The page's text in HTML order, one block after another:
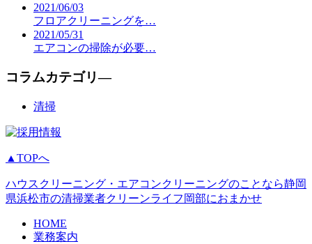
2021/06/03
フロアクリーニングを…
2021/05/31
エアコンの掃除が必要…
コラムカテゴリ―
清掃
▲TOPへ
ハウスクリーニング・エアコンクリーニングのことなら静岡
県浜松市の清掃業者クリーンライフ岡部におまかせ
HOME
業務案内